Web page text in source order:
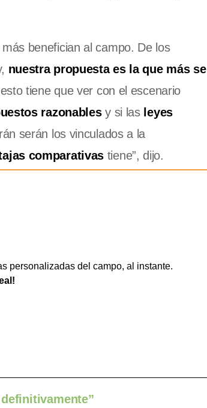
benefician al campo. De los
nuestra propuesta es la que más se
tiene que ver con el escenario
razonablesy si lasleyes
serán los vinculados a la
comparativas tiene”, dijo.
personalizadas del campo, al instante.